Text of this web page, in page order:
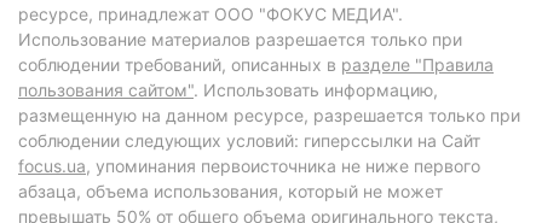
ресурсе, принадлежат ООО "ФОКУС МЕДИА".
Использование материалов разрешается только при
соблюдении требований, описанных в разделе "Правила
пользования сайтом". Использовать информацию,
размещенную на данном ресурсе, разрешается только при
соблюдении следующих условий: гиперссылки на Сайт
focus.ua, упоминания первоисточника не ниже первого
абзаца, объема использования, который не может
превышать 50% от общего объема оригинального текста,